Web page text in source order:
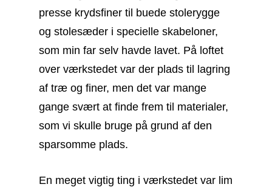
presse krydsfiner til buede stolerygge
og stolesæder i specielle skabeloner,
som min far selv havde lavet. På loftet
over værkstedet var der plads til lagring
af træ og finer, men det var mange
gange svært at finde frem til materialer,
som vi skulle bruge på grund af den
sparsomme plads.
En meget vigtig ting i værkstedet var lim